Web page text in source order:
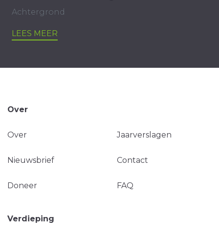
Achtergrond
LEES MEER
Over
Over Jaarverslagen
Nieuwsbrief Contact
Doneer FAQ
Verdieping